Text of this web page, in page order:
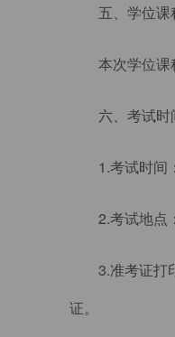
五、学位课
本次学位
六、考试
1.考试时间
2.考试地点
3.准考证打
证。